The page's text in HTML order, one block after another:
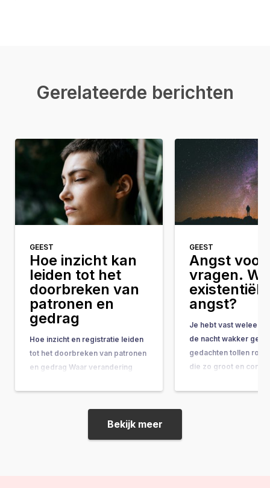
Gerelateerde berichten
GEEST
Hoe inzicht kan
leiden tot het
doorbreken van
patronen en
gedrag
Hoe inzicht en registratie leiden
tot het doorbreken van patronen
en gedrag Waar verandering
concrete do’s & don’ts, tips &
tricks en noem maar op, wordt
de belangrijkste onderliggende
drijfveer nog weleens vergeten:
GEEST
Angst voor
vragen.
existentiële
angst?
Je hebt vast weleens
de nacht wakker
gedachten tollen
die zo groot en
lijken. Vragen als:
Bekijk meer